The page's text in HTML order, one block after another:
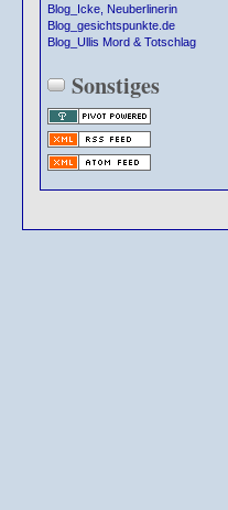
Blog_Icke, Neuberlinerin
Blog_gesichtspunkte.de
Blog_Ullis Mord & Totschlag
Sonstiges